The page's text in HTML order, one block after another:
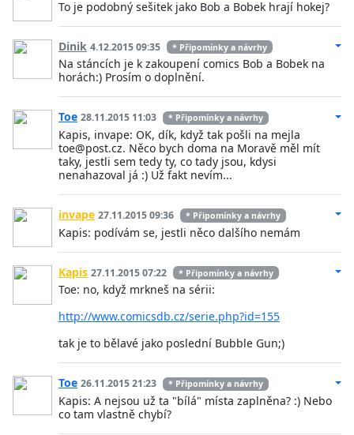
To je podobný sešitek jako Bob a Bobek hrají hokej?
Dinik 4.12.2015 09:35 * Připomínky a návrhy
Na stáncích je k zakoupení comics Bob a Bobek na
horách:) Prosím o doplnění.
Toe 28.11.2015 11:03 * Připomínky a návrhy
Kapis, invape: OK, dík, když tak pošli na mejla
toe@post.cz. Něco bych doma na Moravě měl mít
taky, jestli sem tedy ty, co tady jsou, kdysi
nenahazoval já :) Už fakt nevím...
invape 27.11.2015 09:36 * Připomínky a návrhy
Kapis: podívám se, jestli něco dalšího nemám
Kapis 27.11.2015 07:22 * Připomínky a návrhy
Toe: no, když mrkneš na sérii:
http://www.comicsdb.cz/serie.php?id=155
tak je to bělavé jako poslední Bubble Gun;)
Toe 26.11.2015 21:23 * Připomínky a návrhy
Kapis: A nejsou už ta "bílá" místa zaplněna? :) Nebo
co tam vlastně chybí?